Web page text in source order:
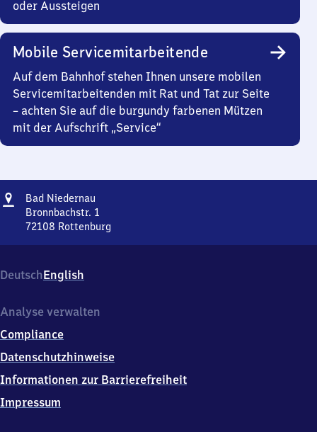
oder Aussteigen
Mobile Servicemitarbeitende
Auf dem Bahnhof stehen Ihnen unsere mobilen
Servicemitarbeitenden mit Rat und Tat zur Seite
– achten Sie auf die burgundy farbenen Mützen
mit der Aufschrift „Service“
Adresse
Bad Niedernau
d
Niedernau
Bronnbachstr. 1
72108 Rottenburg
Niedernau,
Bronnbachstr.
7
1
0
Rottenburg
DeutschEnglish
Analyse verwalten
Compliance
Datenschutzhinweise
Informationen zur Barrierefreiheit
Impressum